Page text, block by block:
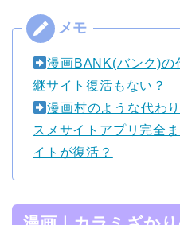
漫画BANK(バンク)の
継サイト復活もない？
漫画村のような代わ
スメサイトアプリ完全
イトが復活？